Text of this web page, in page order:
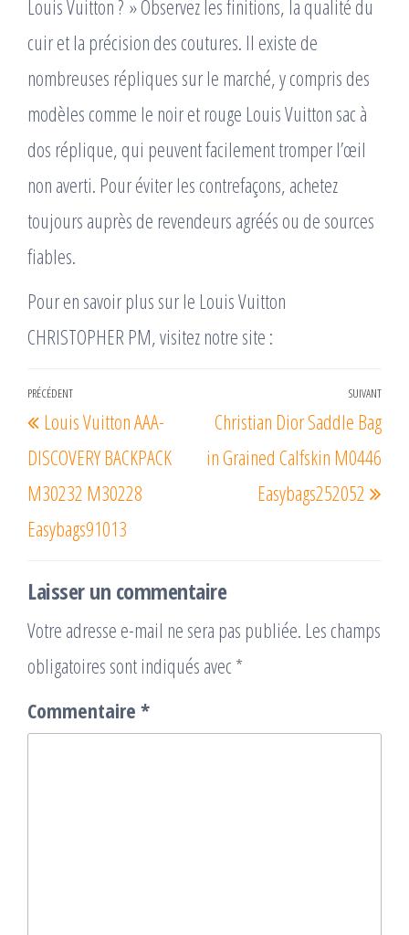
Louis Vuitton ? » Observez les finitions, la qualité du
cuir et la précision des coutures. Il existe de
nombreuses répliques sur le marché, y compris des
modèles comme le noir et rouge Louis Vuitton sac à
dos réplique, qui peuvent facilement tromper l’œil
non averti. Pour éviter les contrefaçons, achetez
toujours auprès de revendeurs agréés ou de sources
fiables.
Pour en savoir plus sur le Louis Vuitton
CHRISTOPHER PM, visitez notre site :
Navigation
de
l’article
Article
précédent
PRÉCÉDENT
Louis Vuitton AAA-
DISCOVERY BACKPACK
M30232 M30228
Easybags91013
SUIVANT
Christian Dior Saddle Bag
in Grained Calfskin M0446
Easybags252052
Laisser un commentaire
Votre adresse e-mail ne sera pas publiée. Les champs
obligatoires sont indiqués avec *
Commentaire *